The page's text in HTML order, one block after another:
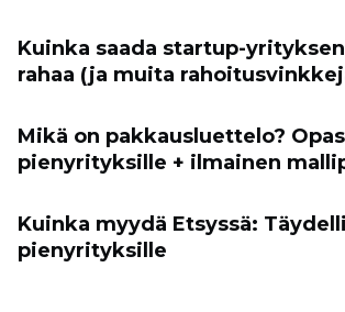
Kuinka saada startup-
rahaa (ja muita
Mikä on pakkausluettelo? Opas
pienyrityksille + ilmainen
Kuinka myydä Etsyssä:
pienyrityksille